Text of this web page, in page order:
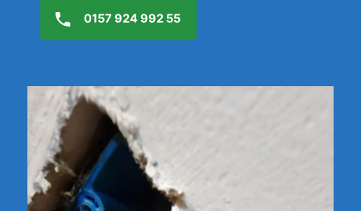
0157 924 992 55